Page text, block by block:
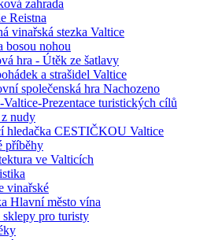
zahrada
Reistna
vinařská stezka Valtice
bosou nohou
hra - Útěk ze šatlavy
a strašidel Valtice
společenská hra Nachozeno
Prezentace turistických cílů
nudy
hledačka CESTIČKOU Valtice
příběhy
ve Valticích
vinařské
Hlavní město vína
pro turisty